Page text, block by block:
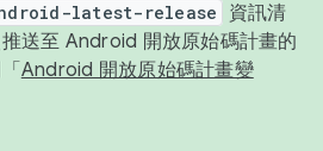
latest-release
資訊清
送至 Android 開放原始碼計畫的
Android 開放原始碼計畫變